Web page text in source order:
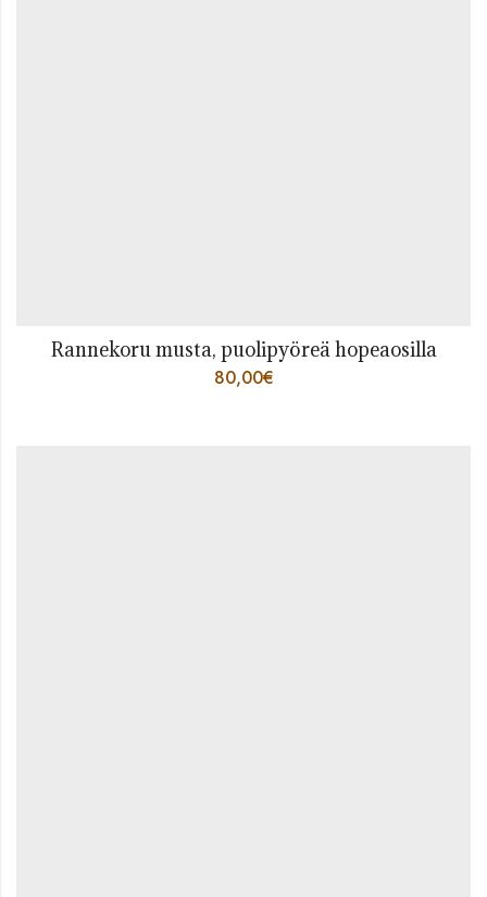
Rannekoru musta, puolipyöreä hopeaosilla
80,00€